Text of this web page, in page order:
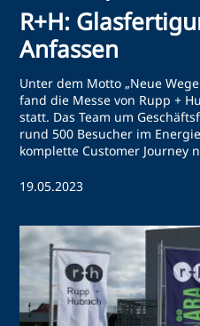
R+H:
Anfassen
Unter dem Motto „Neue
fand die Messe von Rupp +
statt. Das Team um
rund 500 Besucher im
komplette Customer Journey
19.05.2023